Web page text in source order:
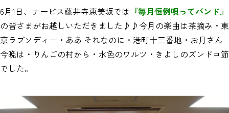
6月1日、ナービス藤井寺恵美坂では 『毎月恒例唄ってバンド』
の皆さまがお越しいただきました♪♪今月の楽曲は茶摘み・東
京ラプソディー・ああ それなのに・港町十三番地・お月さん
今晩は・りんごの村から・水色のワルツ・きよしのズンドコ節
でした。